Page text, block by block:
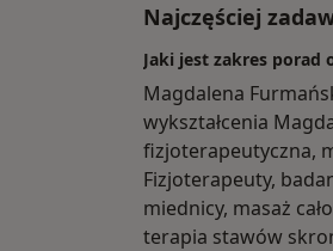
Najczęściej
Jaki jest zakres porad
Magdalena
wykształcenia
fizjoterapeutyczna,
Fizjoterapeuty,
miednicy, masaż
terapia stawów